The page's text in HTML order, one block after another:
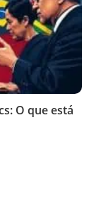
O que está